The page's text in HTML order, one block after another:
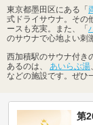
東京都墨田区にある「
式ドライサウナ。その
ースも充実。また、「
のサウナで心地よい刺
西加積駅のサウナ付き
あるのは、 あいらぶ湯、
などの施設です。ぜひ
第